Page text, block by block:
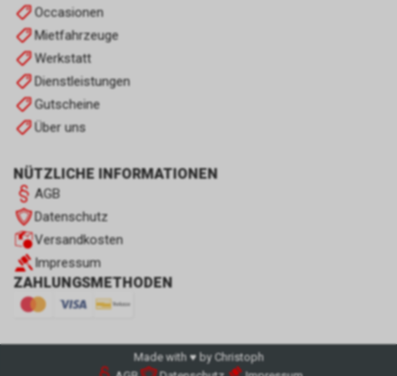
Occasionen
Mietfahrzeuge
Werkstatt
Dienstleistungen
Gutscheine
Über uns
NÜTZLICHE INFORMATIONEN
AGB
Datenschutz
Versandkosten
Impressum
ZAHLUNGSMETHODEN
Made with ♥ by Christoph